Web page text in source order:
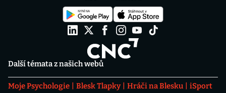
Další témata z našich webů
Moje Psychologie Blesk Tlapky Hráči na Blesku
iSport